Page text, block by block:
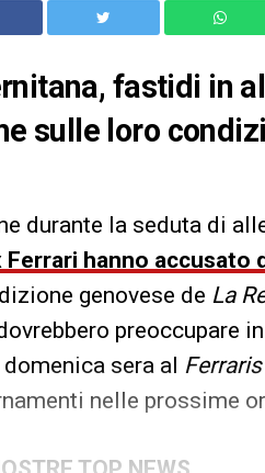
fastidi in
sulle loro
durante la seduta di
Ferrari hanno accusato
genovese de La
preoccupare
sera al Ferraris
nelle prossime